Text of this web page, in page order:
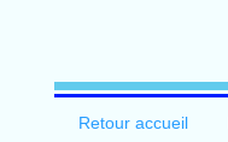
Retour accueil